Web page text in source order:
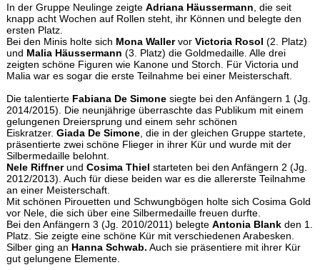
In der Gruppe Neulinge zeigte Adriana Häussermann , die seit
knapp acht Wochen auf Rollen steht, ihr Können und belegte den
ersten Platz.
Bei den Minis holte sich Mona Wallervor Victoria Rosol (2. Platz)
und Malia Häussermann (3. Platz) die Goldmedaille. Alle drei
zeigten schöne Figuren wie Kanone und Storch. Für Victoria und
Malia war es sogar die erste Teilnahme bei einer Meisterschaft.
Die talentierte Fabiana De Simone siegte bei den Anfängern 1 (Jg.
2014/2015). Die neunjährige überraschte das Publikum mit einem
gelungenen Dreiersprung und einem sehr schönen
Eiskratzer. Giada De Simone , die in der gleichen Gruppe startete,
präsentierte zwei schöne Flieger in ihrer Kür und wurde mit der
Silbermedaille belohnt.
Nele Riffnerund Cosima Thiel starteten bei den Anfängern 2 (Jg.
2012/2013). Auch für diese beiden war es die allererste Teilnahme
an einer Meisterschaft.
Mit schönen Pirouetten und Schwungbögen holte sich Cosima Gold
vor Nele, die sich über eine Silbermedaille freuen durfte.
Bei den Anfängern 3 (Jg. 2010/2011) belegte Antonia Blank den 1.
Platz. Sie zeigte eine schöne Kür mit verschiedenen Arabesken.
Silber ging an Hanna Schwab. Auch sie präsentiere mit ihrer Kür
gut gelungene Elemente.